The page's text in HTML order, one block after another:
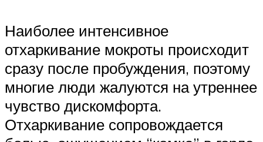
Наиболее интенсивное
отхаркивание мокроты происходит
сразу после пробуждения, поэтому
многие люди жалуются на утреннее
чувство дискомфорта.
Отхаркивание сопровождается